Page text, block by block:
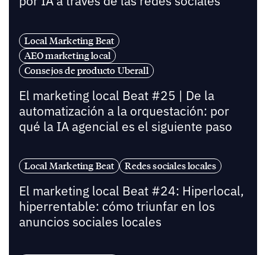
Local Marketing Beat
AEO marketing local
Consejos de producto Uberall
El marketing local Beat #25 | De la
automatización a la orquestación: por
qué la IA agencial es el siguiente paso
Local Marketing Beat Redes sociales locales
El marketing local Beat #24: Hiperlocal,
hiperrentable: cómo triunfar en los
anuncios sociales locales